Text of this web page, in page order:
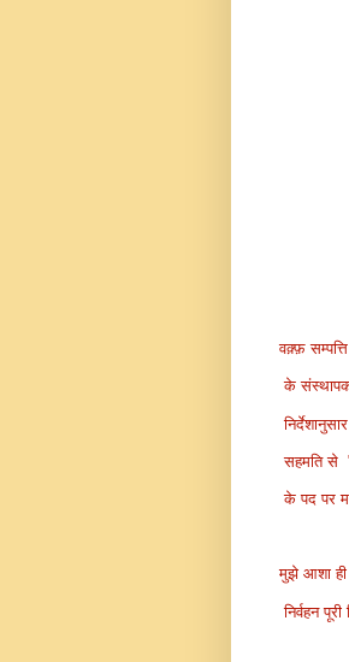
वक़्फ़
के संस्थापक
सहमति से
के पद पर
मुझे आशा ही
निर्वहन